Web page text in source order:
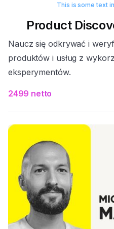
Product
Naucz się odkrywać i
produktów i usług z
eksperymentów.
This is some text
2499 netto